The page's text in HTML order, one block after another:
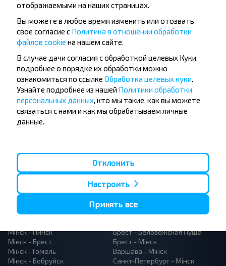
Не прапусці спецыяльныя акцыі, зніжкі і іншыя
цікавыя прапановы INFOBUS. Падпішыся на
атрыманне навін і падарожнічай з намі танней!
Падпісацц
Папулярныя аўтобусныя
напрамкі
Мінск - Несвиж
Мінск - Пинск
Мінск - Брест
Мінск - Гомель
Мінск - Бобруйск
Мінск - Баранавiчы
Гомель - Мінск
Брест - Беловежская Пуща
Брест - Мінск
Варшава - Мінск
Санкт-Петербург - Мінск
отображаемыми на наших страницах.
Вы можете в любое время изменить или отозвать
свое согласие с Политика в отношении обработки
файлов cookie на нашем сайте.
В случае дачи согласия с обработкой целевых Куки,
подробнее о порядке их обработки можно
ознакомиться по ссылке Обработка целевых куки.
Узнайте подробнее из нашей Политики обработки
персональных данных, кто мы такие, как вы можете
связаться с нами и как мы обрабатываем личные
данные.
Отклонить
Настроить
Принять все